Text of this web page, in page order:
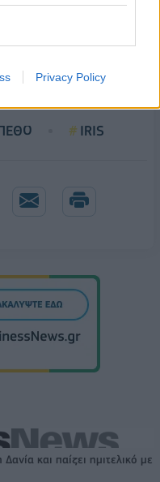
Privacy Policy
16 δόσεις, σε 40% για
δόσεις.
IRIS
και παίζει ημιτελικό με